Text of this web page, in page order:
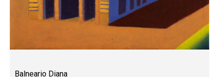
Balneario Diana